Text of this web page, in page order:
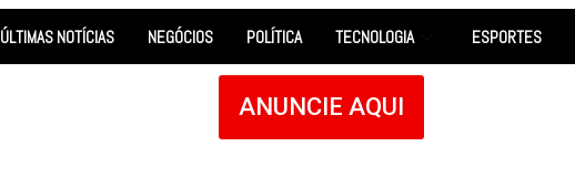
ÚLTIMAS NOTÍCIAS NEGÓCIOS POLÍTICA TECNOLOGIA ESPORTES
ANUNCIE AQUI